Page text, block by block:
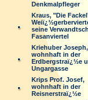
Denkmalpfleger
Kraus, "Die
seine
Fasanviertel
Kriehuber Joseph,
wohnhaft in der
Erdbergstraï¿½e
Ungargasse
Krips Prof. Josef,
wohnhaft in der
Reisnerstraï¿½e